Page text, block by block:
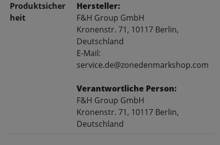
Produktsicher
heit
Hersteller:
F&H Group GmbH
Kronenstr. 71, 10117 Berlin,
Deutschland
E-Mail:
service.de@zonedenmarkshop.com
Verantwortliche Person:
F&H Group GmbH
Kronenstr. 71, 10117 Berlin,
Deutschland